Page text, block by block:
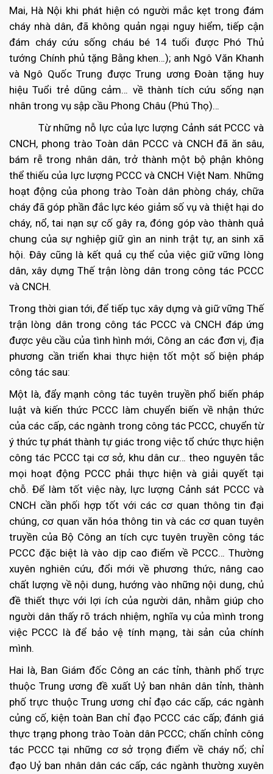
Mai, Hà Nội khi phát hiện có người mắc kẹt trong đám
cháy nhà dân, đã không quản ngại nguy hiểm, tiếp cận
đám cháy cứu sống cháu bé 14 tuổi được Phó Thủ
tướng Chính phủ tặng Bằng khen…); anh Ngô Văn Khanh
và Ngô Quốc Trung được Trung ương Đoàn tặng huy
hiệu Tuổi trẻ dũng cảm… về thành tích cứu sống nạn
nhân trong vụ sập cầu Phong Châu (Phú Thọ)…
Từ những nỗ lực của lực lượng Cảnh sát PCCC và
CNCH, phong trào Toàn dân PCCC và CNCH đã ăn sâu,
bám rễ trong nhân dân, trở thành một bộ phận không
thể thiếu của lực lượng PCCC và CNCH Việt Nam. Những
hoạt động của phong trào Toàn dân phòng cháy, chữa
cháy đã góp phần đắc lực kéo giảm số vụ và thiệt hại do
cháy, nổ, tai nạn sự cố gây ra, đóng góp vào thành quả
chung của sự nghiệp giữ gìn an ninh trật tự, an sinh xã
hội. Đây cũng là kết quả cụ thể của việc giữ vững lòng
dân, xây dựng Thế trận lòng dân trong công tác PCCC
và CNCH.
Trong thời gian tới, để tiếp tục xây dựng và giữ vững Thế
trận lòng dân trong công tác PCCC và CNCH đáp ứng
được yêu cầu của tình hình mới, Công an các đơn vị, địa
phương cần triển khai thực hiện tốt một số biện pháp
công tác sau:
Một là, đẩy mạnh công tác tuyên truyền phổ biến pháp
luật và kiến thức PCCC làm chuyển biến về nhận thức
của các cấp, các ngành trong công tác PCCC, chuyển từ
ý thức tự phát thành tự giác trong việc tổ chức thực hiện
công tác PCCC tại cơ sở, khu dân cư… theo nguyên tắc
mọi hoạt động PCCC phải thực hiện và giải quyết tại
chỗ. Để làm tốt việc này, lực lượng Cảnh sát PCCC và
CNCH cần phối hợp tốt với các cơ quan thông tin đại
chúng, cơ quan văn hóa thông tin và các cơ quan tuyên
truyền của Bộ Công an tích cực tuyên truyền công tác
PCCC đặc biệt là vào dịp cao điểm về PCCC… Thường
xuyên nghiên cứu, đổi mới về phương thức, nâng cao
chất lượng về nội dung, hướng vào những nội dung, chủ
đề thiết thực với lợi ích của người dân, nhằm giúp cho
người dân thấy rõ trách nhiệm, nghĩa vụ của mình trong
việc PCCC là để bảo vệ tính mạng, tài sản của chính
mình.
Hai là, Ban Giám đốc Công an các tỉnh, thành phố trực
thuộc Trung ương đề xuất Uỷ ban nhân dân tỉnh, thành
phố trực thuộc Trung ương chỉ đạo các cấp, các ngành
củng cố, kiện toàn Ban chỉ đạo PCCC các cấp; đánh giá
thực trạng phong trào Toàn dân PCCC; chấn chỉnh công
tác PCCC tại những cơ sở trọng điểm về cháy nổ; chỉ
đạo Uỷ ban nhân dân các cấp, các ngành thường xuyên